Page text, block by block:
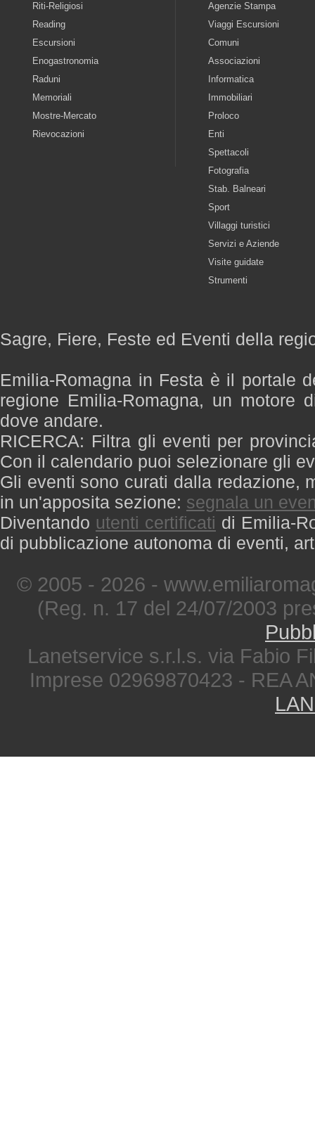
Riti-Religiosi
Reading
Escursioni
Enogastronomia
Raduni
Memoriali
Mostre-Mercato
Rievocazioni
Agenzie Stampa
Viaggi Escursioni
Comuni
Associazioni
Informatica
Immobiliari
Proloco
Enti
Spettacoli
Fotografia
Stab. Balneari
Sport
Villaggi turistici
Servizi e Aziende
Visite guidate
Strumenti
Sagre, Fiere, Feste ed Eventi della
Emilia-Romagna in Festa è il portale
regione Emilia-Romagna, un motore
dove andare.
RICERCA: Filtra gli eventi per
Con il calendario puoi selezionare gli
Gli eventi sono curati dalla redazione,
in un'apposita sezione: segnala un
Diventando utenti certificati di Emilia-
di pubblicazione autonoma di eventi,
© 2005 - 2026 -
(Reg. n. 17 del 24/07/2003
Lanetservice s.r.l.s. via Fabio
Imprese 02969870423 - REA